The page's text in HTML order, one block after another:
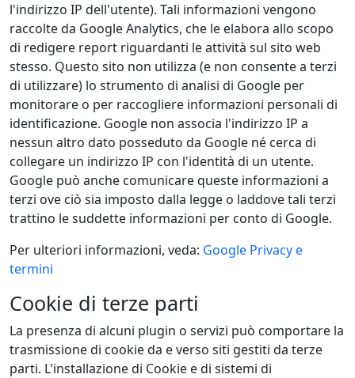
l'indirizzo IP dell'utente). Tali informazioni vengono
raccolte da Google Analytics, che le elabora allo scopo
di redigere report riguardanti le attività sul sito web
stesso. Questo sito non utilizza (e non consente a terzi
di utilizzare) lo strumento di analisi di Google per
monitorare o per raccogliere informazioni personali di
identificazione. Google non associa l'indirizzo IP a
nessun altro dato posseduto da Google né cerca di
collegare un indirizzo IP con l'identità di un utente.
Google può anche comunicare queste informazioni a
terzi ove ciò sia imposto dalla legge o laddove tali terzi
trattino le suddette informazioni per conto di Google.
Per ulteriori informazioni, veda: Google Privacy e
termini
Cookie di terze parti
La presenza di alcuni plugin o servizi può comportare la
trasmissione di cookie da e verso siti gestiti da terze
parti. L'installazione di Cookie e di sistemi di